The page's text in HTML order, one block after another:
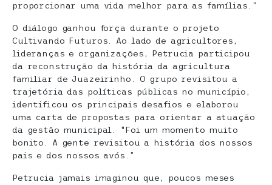
proporcionar uma vida melhor para as famílias.”
O diálogo ganhou força durante o projeto
Cultivando Futuros. Ao lado de agricultores,
lideranças e organizações, Petrucia participou
da reconstrução da história da agricultura
familiar de Juazeirinho. O grupo revisitou a
trajetória das políticas públicas no município,
identificou os principais desafios e elaborou
uma carta de propostas para orientar a atuação
da gestão municipal. “Foi um momento muito
bonito. A gente revisitou a história dos nossos
pais e dos nossos avós.”
Petrucia jamais imaginou que, poucos meses